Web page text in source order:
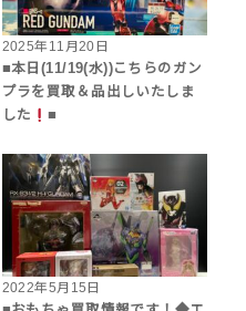
2025年11月20日
■本日(11/19(水))こちらのガン
プラを買取＆品出しいたしま
した
■
2022年5月15日